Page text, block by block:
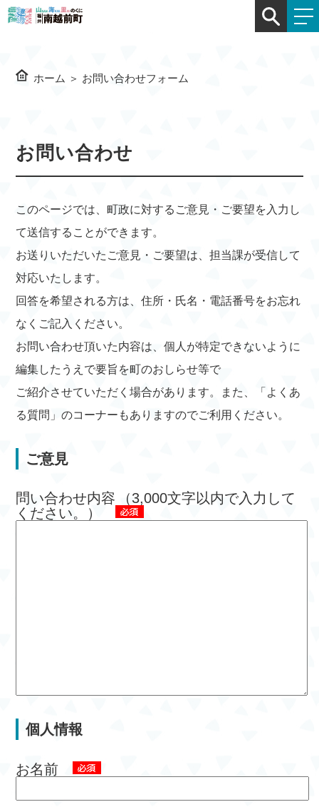
ホーム ＞ お問い合わせフォーム
お問い合わせ
このページでは、町政に対するご意見・ご要望を入力し
て送信することができます。
お送りいただいたご意見・ご要望は、担当課が受信して
対応いたします。
回答を希望される方は、住所・氏名・電話番号をお忘れ
なくご記入ください。
お問い合わせ頂いた内容は、個人が特定できないように
編集したうえで要旨を町のおしらせ等で
ご紹介させていただく場合があります。また、「よくあ
る質問」のコーナーもありますのでご利用ください。
ご意見
問い合わせ内容
（3,000文字以内で入力して
ください。）
個人情報
お名前